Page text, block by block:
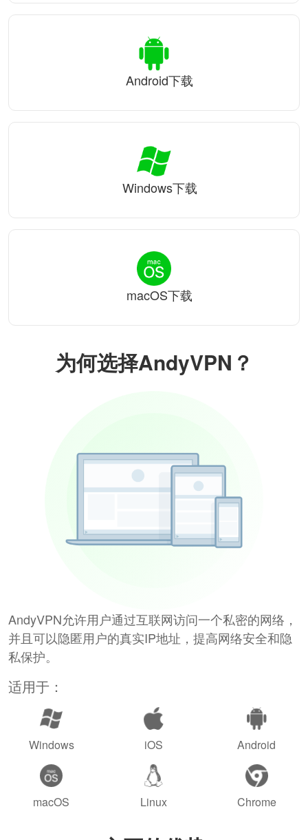
为何选择AndyVPN？
AndyVPN允许用户通过互联网访问一个私密的网络，
并且可以隐匿用户的真实IP地址，提高网络安全和隐
私保护。
适用于：
Windows iOS Android
macOS Linux Chrome
Android下载
Windows下载
macOS下载